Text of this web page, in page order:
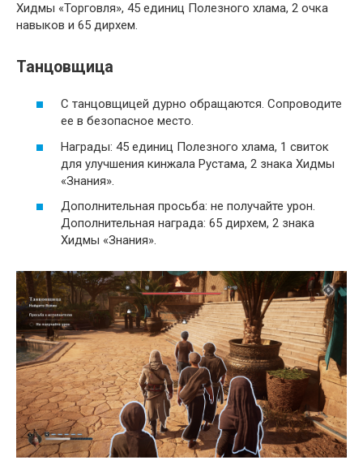
Хидмы «Торговля», 45 единиц Полезного хлама, 2 очка
навыков и 65 дирхем.
Танцовщица
С танцовщицей дурно обращаются. Сопроводите
ее в безопасное место.
Награды: 45 единиц Полезного хлама, 1 свиток
для улучшения кинжала Рустама, 2 знака Хидмы
«Знания».
Дополнительная просьба: не получайте урон.
Дополнительная награда: 65 дирхем, 2 знака
Хидмы «Знания».